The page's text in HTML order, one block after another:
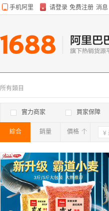
所有類目
實力商家 買家保障
綜合 銷量 價格